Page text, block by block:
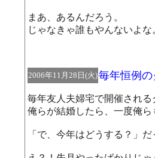
まあ、あるんだろう。
じゃなきゃ誰もやんないよな
2006年11月28日(火)毎年恒例
毎年友人夫婦宅で開催される
俺らが結婚したら、一度俺
「で、今年はどうする？」